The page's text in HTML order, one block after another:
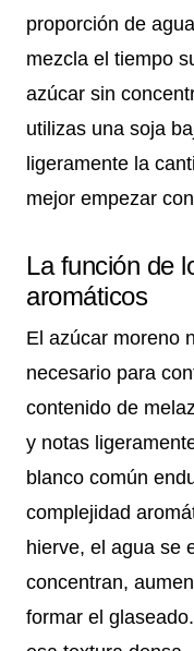
proporción de
mezcla el tiempo
azúcar sin
utilizas una soja
ligeramente la
mejor empezar
La función de
aromáticos
El azúcar moreno
necesario para
contenido de
y notas
blanco común
complejidad
hierve, el agua se
concentran,
formar el